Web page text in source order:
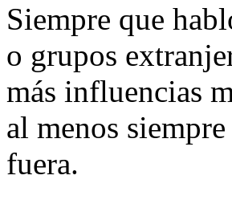
Siempre que
o grupos
más influencias
al menos
fuera.